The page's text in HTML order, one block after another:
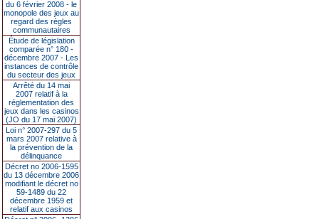
du 6 février 2008 - le
monopole des jeux au
regard des règles
communautaires
Étude de législation
comparée n° 180 -
décembre 2007 - Les
instances de contrôle
du secteur des jeux
Arrêté du 14 mai
2007 relatif à la
réglementation des
jeux dans les casinos
(JO du 17 mai 2007)
Loi n° 2007-297 du 5
mars 2007 relative à
la prévention de la
délinquance
Décret no 2006-1595
du 13 décembre 2006
modifiant le décret no
59-1489 du 22
décembre 1959 et
relatif aux casinos